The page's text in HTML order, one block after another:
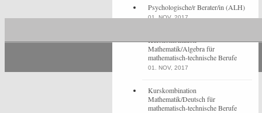
Psychologische/r Berater/in (ALH)
01. NOV, 2017
Kurskombination
Mathematik/Algebra für
mathematisch-technische Berufe
01. NOV, 2017
Kurskombination
Mathematik/Deutsch für
mathematisch-technische Berufe